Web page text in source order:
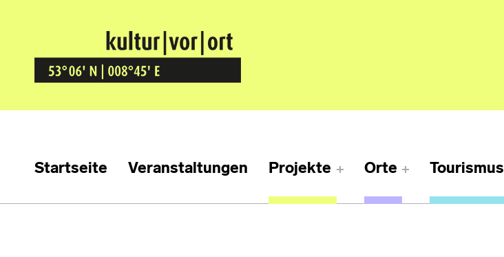
Kultur Vor Ort
BREMEN GRÖPELINGEN
Startseite Veranstaltungen Projekte Orte Tourismus